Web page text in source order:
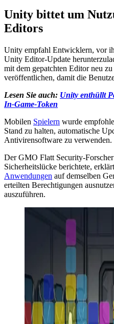
Unity bittet um
Editors
Unity empfahl Entwicklern, vor
Unity Editor-Update
mit dem gepatchten Editor neu
veröffentlichen, damit die
Lesen Sie auch: Unity enthüllt
In-Game-Token
Mobilen Spielern wurde
Stand zu halten, automatische
Antivirensoftware zu verwenden.
Der GMO Flatt Security-
Sicherheitslücke berichtete,
Anwendungen auf demselben
erteilten Berechtigungen
auszuführen.